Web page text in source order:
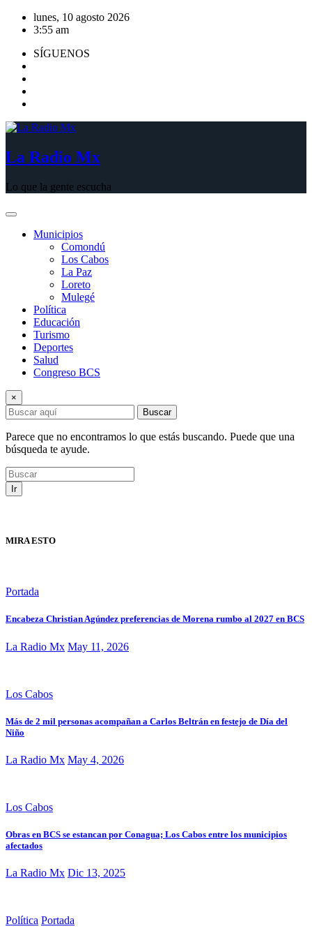
Saltar
lunes, 10 agosto 2026
3:55 am
SÍGUENOS
La Radio Mx
Lo que la gente escucha
Municipios
Comondú
Los Cabos
La Paz
Loreto
Mulegé
Política
Educación
Turismo
Deportes
Salud
Congreso BCS
×
Buscar
Parece que no encontramos lo que estás buscando. Puede que una
búsqueda te ayude.
Ir
MIRA ESTO
Portada
Encabeza Christian Agúndez preferencias de Morena rumbo al 2027 en BCS
La Radio Mx May 11, 2026
Los Cabos
Más de 2 mil personas acompañan a Carlos Beltrán en festejo de Día del
Niño
La Radio Mx May 4, 2026
Los Cabos
Obras en BCS se estancan por Conagua; Los Cabos entre los municipios
afectados
La Radio Mx Dic 13, 2025
Política Portada